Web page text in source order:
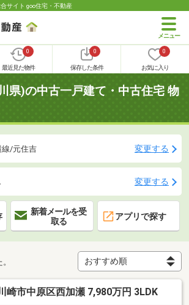
サイト goo住宅・不動産
0
最近見た物件
0
保存した条件
0
お気に入り
県)の中古一戸建て・中古住宅 物
線/元住吉 変更する
変更する
新着メールを受
取る
アプリで探す
崎市中原区西加瀬 7,980万円 3LDK